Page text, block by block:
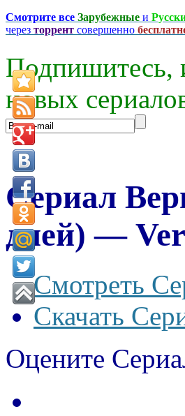
Смотрите все Зарубежные и
через торрент совершенно
Подпишитесь,
новых
Сериал
дней) —
Смотреть
Скачать
Оцените